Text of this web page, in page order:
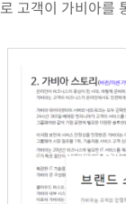
고객이 가비아를